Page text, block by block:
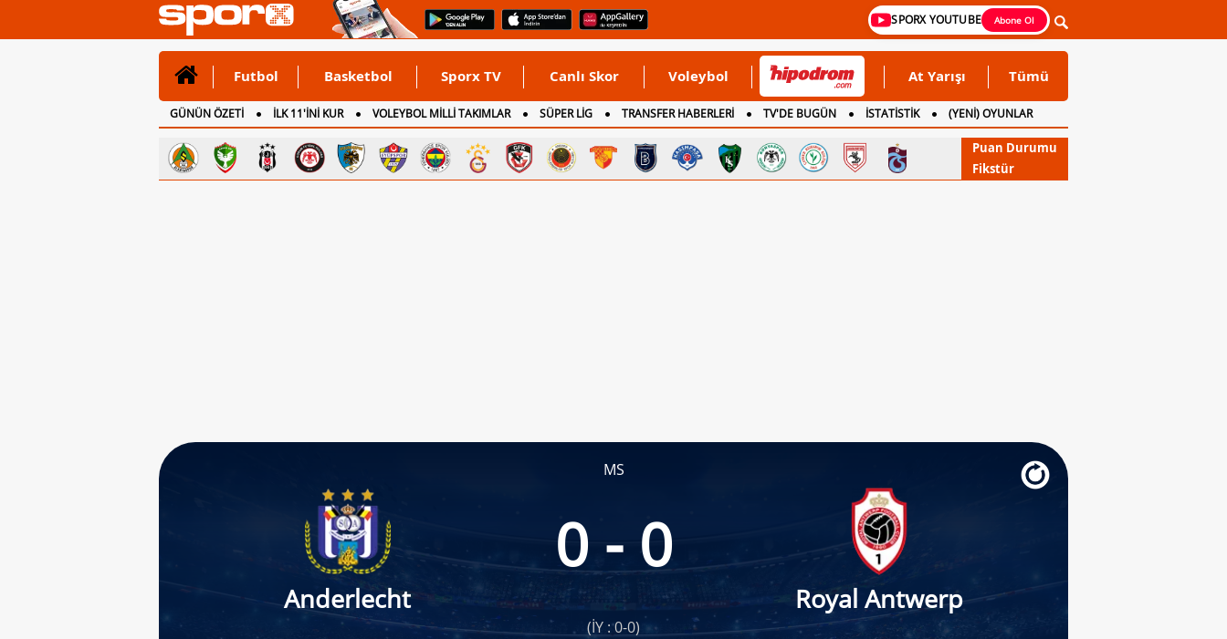
SPORX YOUTUBE Abone Ol
Futbol Basketbol Sporx TV Canlı Skor Voleybol At Yarışı Tümü
GÜNÜN ÖZETİ İLK 11'İNİ KUR VOLEYBOL MİLLİ TAKIMLAR SÜPER LİG TRANSFER HABERLERİ TV'DE BUGÜN İSTATİSTİK
(YENİ) OYUNLAR
CANLI ANLATIM
İNGİLTERE
Puan Durumu
Fikstür
MS
Anderlecht
0 - 0
Royal Antwerp
(İY : 0-0)